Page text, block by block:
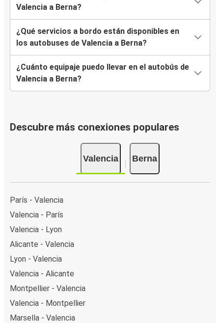
Valencia a Berna?
¿Qué servicios a bordo están disponibles en
los autobuses de Valencia a Berna?
¿Cuánto equipaje puedo llevar en el autobús de
Valencia a Berna?
Descubre más conexiones populares
Valencia Berna
París - Valencia
Valencia - París
Valencia - Lyon
Alicante - Valencia
Lyon - Valencia
Valencia - Alicante
Montpellier - Valencia
Valencia - Montpellier
Marsella - Valencia